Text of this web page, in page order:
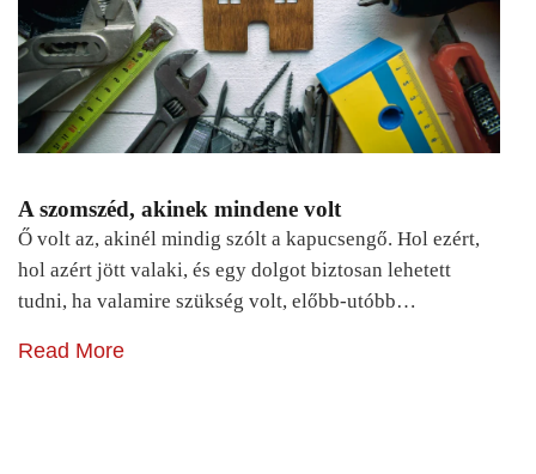
A szomszéd, akinek mindene volt
Ő volt az, akinél mindig szólt a kapucsengő. Hol ezért,
hol azért jött valaki, és egy dolgot biztosan lehetett
tudni, ha valamire szükség volt, előbb-utóbb…
Read More